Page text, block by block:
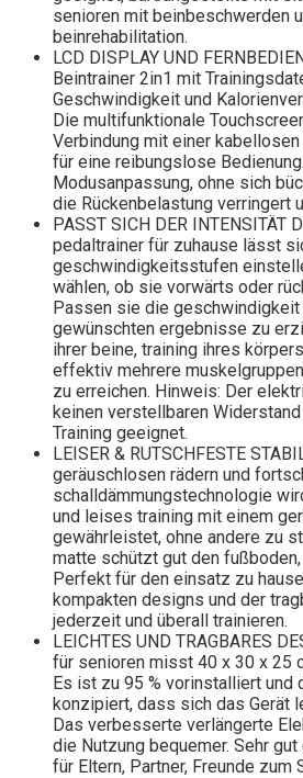
senioren mit beinbeschwerden
beinrehabilitation.
LCD DISPLAY UND
Beintrainer 2in1 mit
Geschwindigkeit und
Die multifunktionale
Verbindung mit einer
für eine reibungslose
Modusanpassung, ohne sich
die Rückenbelastung verringert
PASST SICH DER INTENSITÄT
pedaltrainer für zuhause lässt
geschwindigkeitsstufen
wählen, ob sie vorwärts oder
Passen sie die geschwindigkeit
gewünschten ergebnisse zu
ihrer beine, training ihres
effektiv mehrere
zu erreichen. Hinweis: Der
keinen verstellbaren
Training geeignet.
LEISER & RUTSCHFESTE
geräuschlosen rädern und
schalldämmungstechnologie
und leises training mit einem
gewährleistet, ohne andere zu
matte schützt gut den
Perfekt für den einsatz zu
kompakten designs und der
jederzeit und überall trainieren.
LEICHTES UND TRAGBARES
für senioren misst 40 x 30 x 25
Es ist zu 95 % vorinstalliert und
konzipiert, dass sich das Gerät
Das verbesserte verlängerte
die Nutzung bequemer. Sehr
für Eltern, Partner, Freunde zum